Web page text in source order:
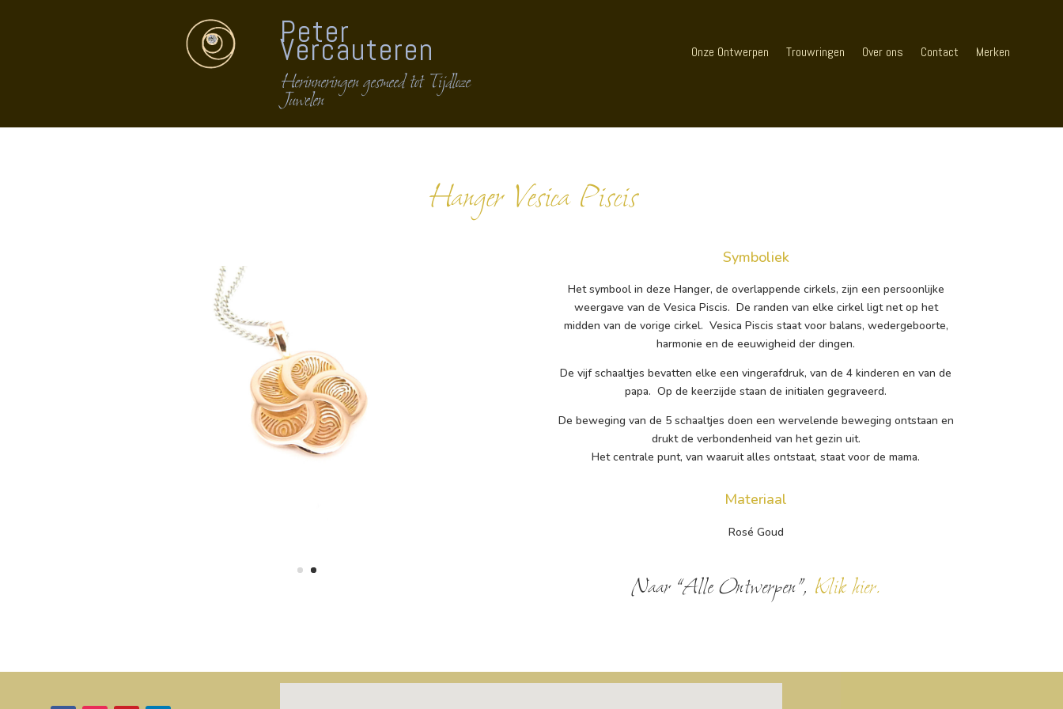
Peter
Vercauteren
Herinneringen gesmeed tot Tijdloze
Juwelen
Onze Ontwerpen Trouwringen Over ons Contact Merken
Hanger Vesica Piscis
Symboliek
Het symbool in deze Hanger, de overlappende cirkels, zijn een persoonlijke
weergave van de Vesica Piscis. De randen van elke cirkel ligt net op het
midden van de vorige cirkel. Vesica Piscis staat voor balans, wedergeboorte,
harmonie en de eeuwigheid der dingen.
De vijf schaaltjes bevatten elke een vingerafdruk, van de 4 kinderen en van de
papa. Op de keerzijde staan de initialen gegraveerd.
De beweging van de 5 schaaltjes doen een wervelende beweging ontstaan en
drukt de verbondenheid van het gezin uit.
Het centrale punt, van waaruit alles ontstaat, staat voor de mama.
Materiaal
Rosé Goud
Naar “Alle Ontwerpen”, Klik hier.